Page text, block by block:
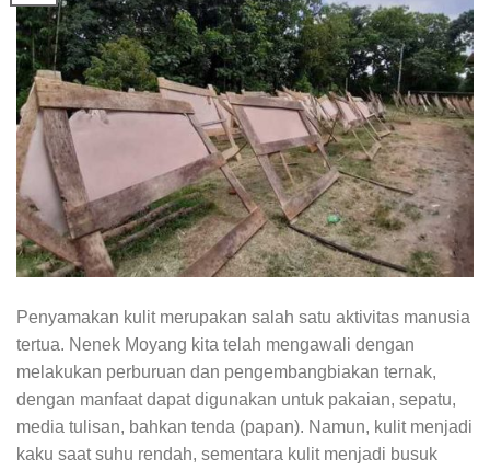
Penyamakan kulit merupakan salah satu aktivitas manusia
tertua. Nenek Moyang kita telah mengawali dengan
melakukan perburuan dan pengembangbiakan ternak,
dengan manfaat dapat digunakan untuk pakaian, sepatu,
media tulisan, bahkan tenda (papan). Namun, kulit menjadi
kaku saat suhu rendah, sementara kulit menjadi busuk